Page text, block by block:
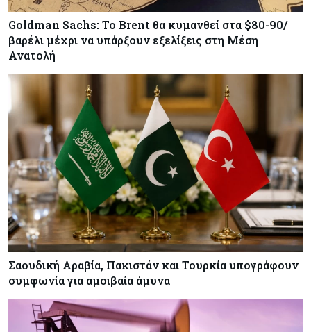
Goldman Sachs: Το Brent θα κυμανθεί στα $80-90/
βαρέλι μέχρι να υπάρξουν εξελίξεις στη Μέση
Ανατολή
Σαουδική Αραβία, Πακιστάν και Τουρκία υπογράφουν
συμφωνία για αμοιβαία άμυνα